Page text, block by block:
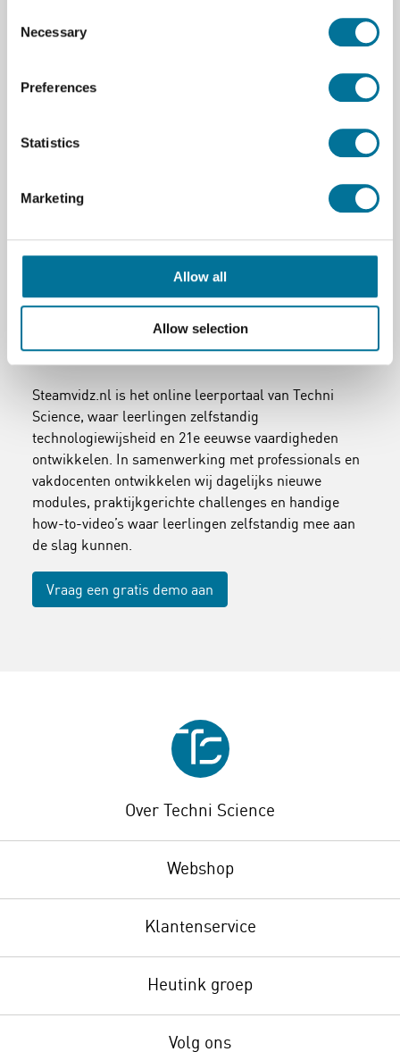
Selection
Necessary
Preferences
Statistics
Marketing
Allow all
Allow selection
Aansluiting
Steamvidz
Steamvidz.nl is het online leerportaal van Techni
Science, waar leerlingen zelfstandig
technologiewijsheid en 21e eeuwse vaardigheden
ontwikkelen. In samenwerking met professionals en
vakdocenten ontwikkelen wij dagelijks nieuwe
modules, praktijkgerichte challenges en handige
how-to-video’s waar leerlingen zelfstandig mee aan
de slag kunnen.
Vraag een gratis demo aan
Over Techni Science
Webshop
Klantenservice
Heutink groep
Volg ons